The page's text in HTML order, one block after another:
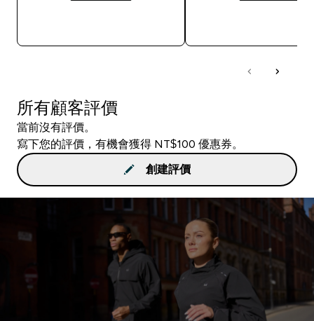
所有顧客評價
當前沒有評價。
寫下您的評價，有機會獲得 NT$100 優惠券。
創建評價